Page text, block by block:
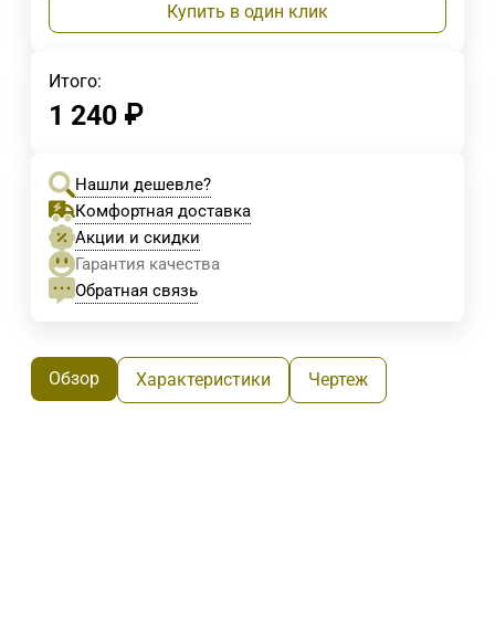
Купить в один клик
Итого:
1 240 ₽
Нашли дешевле?
Комфортная доставка
Акции и скидки
Гарантия качества
Обратная связь
Обзор Характеристики Чертеж